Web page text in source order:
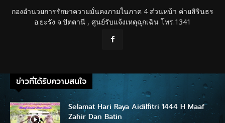
กองอำนวยการรักษาความมั่นคงภายในภาค 4 ส่วนหน้า ค่ายสิรินธร
อ.ยะรัง จ.ปัตตานี , ศูนย์รับแจ้งเหตุฉุกเฉิน โทร.1341
ข่าวที่ได้รับความสนใจ
Selamat Hari Raya Aidilfitri 1444 H Maaf
Zahir Dan Batin